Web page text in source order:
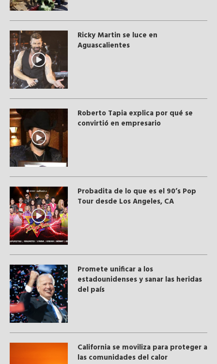
Ricky Martin se luce en
Aguascalientes
Roberto Tapia explica por qué se
convirtió en empresario
Probadita de lo que es el 90’s Pop
Tour desde Los Angeles, CA
Promete unificar a los
estadounidenses y sanar las heridas
del país
California se moviliza para proteger a
las comunidades del calor